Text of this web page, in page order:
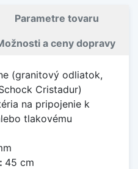
Parametre tovaru
a ceny dopravy
(granitový odliatok,
Cristadur)
na pripojenie k
tlakovému
45 cm